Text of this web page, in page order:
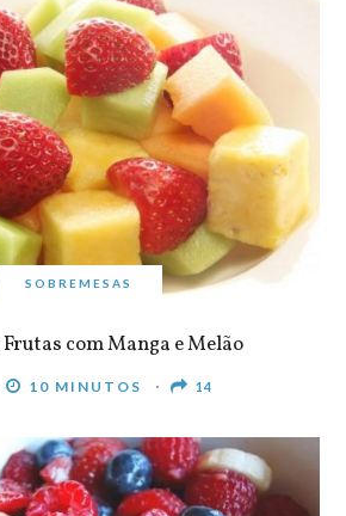
SOBREMESAS
Frutas com Manga e Melão
10 MINUTOS 14